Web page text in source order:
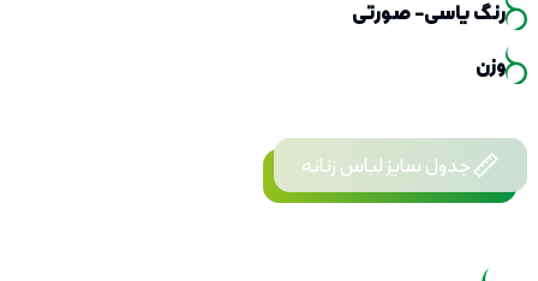
رنگ یاسی- صورتی
وزن
جدول سایز لباس زنانه